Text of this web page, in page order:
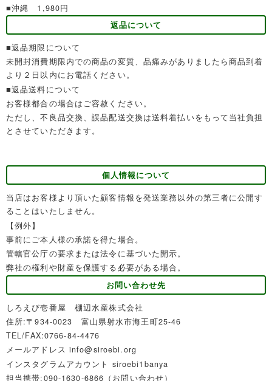
■沖縄 1,980円
返品について
■返品期限について
未開封消費期限内での商品の変質、品痛みがありましたら商品到着
より２日以内にお電話ください。
■返品送料について
お客様都合の場合はご容赦ください。
ただし、不良品交換、誤品配送交換は送料着払いをもって当社負担
とさせていただきます。
個人情報について
当店はお客様より頂いた顧客情報を発送業務以外の第三者に公開す
ることはいたしません。
【例外】
事前にご本人様の承諾を得た場合。
管轄官公庁の要求または法令に基づいた開示。
弊社の権利や財産を保護する必要がある場合。
お問い合わせ先
しろえび壱番屋 棚辺水産株式会社
住所:〒934-0023 富山県射水市海王町25-46
TEL/FAX:0766-84-4476
メールアドレス info@siroebi.org
インスタグラムアカウント siroebi1banya
担当携帯:090-1630-6866（お問い合わせ）